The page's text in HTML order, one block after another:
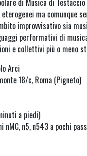
di Musica di
ma comunque
improvvisativo sia
performativi di
e collettivi più o meno
Arci
18/c, Roma (Pigneto)
a piedi)
nMC, n5, n543 a pochi